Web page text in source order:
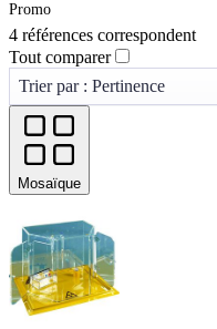
Promo
4 références correspondent
Tout comparer
Mosaïque